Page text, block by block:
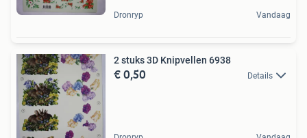
Dronryp Vandaag
2 stuks 3D Knipvellen 6938
€ 0,50 Details